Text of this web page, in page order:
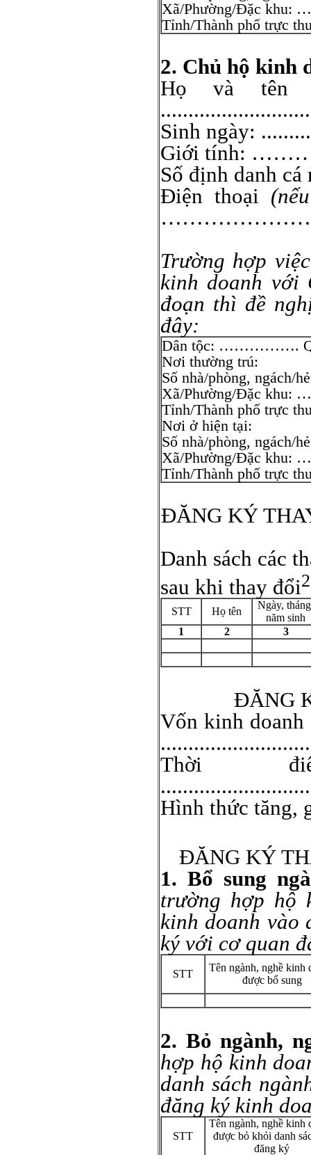
Xã/Phường/Đặc
Tỉnh/Thành phố
2. Chủ hộ kinh
Họ và
Sinh ngày:
Giới tính:
Số định danh
Điện thoại
Trường hợp
kinh doanh với
đoạn thì đề
đây:
Dân tộc: …………….
Nơi thường trú:
Số nhà/phòng, ngách/
Xã/Phường/Đặc
Tỉnh/Thành phố
Nơi ở hiện tại:
Số nhà/phòng, ngách/
Xã/Phường/Đặc
Tỉnh/Thành phố
ĐĂNG KÝ
Danh sách các
sau khi thay đổi2
STT Họ tên
Ngày,
năm sinh
1
2 3
ĐĂNG
Vốn kinh
Thời
Hình thức tăng,
ĐĂNG KÝ
1. Bổ sung
trường hợp hộ
kinh doanh vào
ký với cơ quan
STT
Tên ngành, nghề kinh
được bổ sung
2. Bỏ ngành,
hợp hộ kinh
danh sách
đăng ký kinh
STT
Tên ngành, nghề kinh
được bỏ khỏi danh
đăng ký